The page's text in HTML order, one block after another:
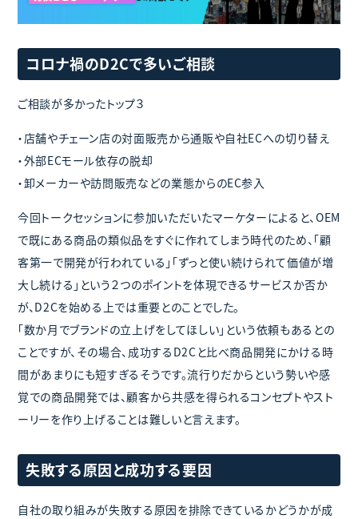
コロナ禍のD2Cで多いご相談
ご相談が多かったトップ３
・店舗やチェーン店の対面販売から通販や自社ECへの切り替え
・外部ECモール依存の脱却
・卸メーカーや訪問販売などの業態からのEC参入
今回トークセッションに参加いただいたマーケターによると、OEM
で既にある商品の類似品をすぐに作れてしまう時代のため、「顧
客第一で開発が行われている」「ずっと使い続けられて価値が増
大し続ける」という２つのポイントを体現できるサービスか否か
が、D2Cを始める上では重要とのことでした。
「数か月でブランドの立上げをしてほしい」という依頼もあるとの
ことですが、その場合、成功するD2Cと比べ商品開発にかける時
間があまりにも短すぎるそうです。流行りだからという勢いや感
覚での商品開発では、顧客から共感を得られるコンセプトやスト
ーリーを作り上げることは難しいと言えます。
失敗する原因と成功する要因
自社の取り組みが失敗する原因を排除できているかどうかが成